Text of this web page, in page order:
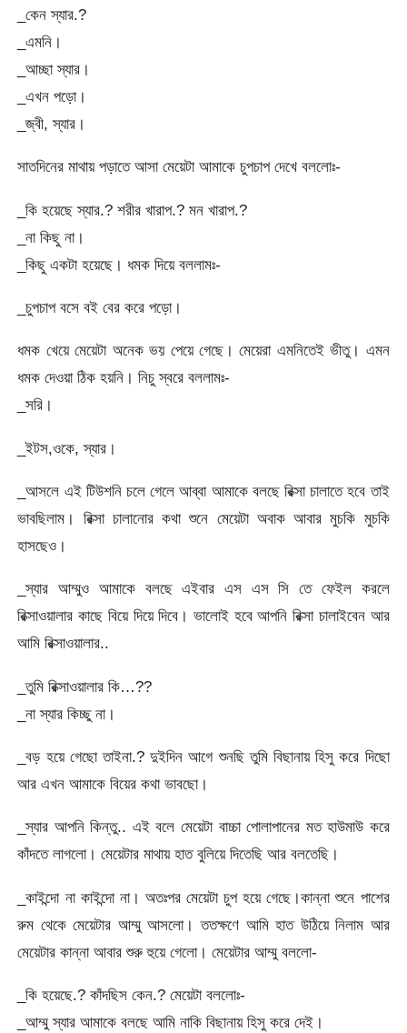
_কেন স্যার.?
_এমনি।
_আচ্ছা স্যার।
_এখন পড়ো।
_জ্বী, স্যার।
সাতদিনের মাথায় পড়াতে আসা মেয়েটা আমাকে চুপচাপ দেখে বললোঃ-
_কি হয়েছে স্যার.? শরীর খারাপ.? মন খারাপ.?
_না কিছু না।
_কিছু একটা হয়েছে। ধমক দিয়ে বললামঃ-
_চুপচাপ বসে বই বের করে পড়ো।
ধমক খেয়ে মেয়েটা অনেক ভয় পেয়ে গেছে। মেয়েরা এমনিতেই ভীতু। এমন
ধমক দেওয়া ঠিক হয়নি। নিচু স্বরে বললামঃ-
_সরি।
_ইটস,ওকে, স্যার।
_আসলে এই টিউশনি চলে গেলে আব্বা আমাকে বলছে রিক্সা চালাতে হবে তাই
ভাবছিলাম। রিক্সা চালানোর কথা শুনে মেয়েটা অবাক আবার মুচকি মুচকি
হাসছেও।
_স্যার আম্মুও আমাকে বলছে এইবার এস এস সি তে ফেইল করলে
রিক্সাওয়ালার কাছে বিয়ে দিয়ে দিবে। ভালোই হবে আপনি রিক্সা চালাইবেন আর
আমি রিক্সাওয়ালার..
_তুমি রিক্সাওয়ালার কি…??
_না স্যার কিচ্ছু না।
_বড় হয়ে গেছো তাইনা.? দুইদিন আগে শুনছি তুমি বিছানায় হিসু করে দিছো
আর এখন আমাকে বিয়ের কথা ভাবছো।
_স্যার আপনি কিন্তু.. এই বলে মেয়েটা বাচ্চা পোলাপানের মত হাউমাউ করে
কাঁদতে লাগলো। মেয়েটার মাথায় হাত বুলিয়ে দিতেছি আর বলতেছি।
_কাইন্দো না কাইন্দো না। অতঃপর মেয়েটা চুপ হয়ে গেছে।কান্না শুনে পাশের
রুম থেকে মেয়েটার আম্মু আসলো। ততক্ষণে আমি হাত উঠিয়ে নিলাম আর
মেয়েটার কান্না আবার শুরু হুয়ে গেলো। মেয়েটার আম্মু বললো-
_কি হয়েছে.? কাঁদছিস কেন.? মেয়েটা বললোঃ-
_আম্মু স্যার আমাকে বলছে আমি নাকি বিছানায় হিসু করে দেই।